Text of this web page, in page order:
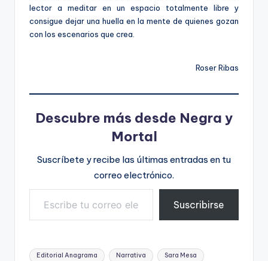
lector a meditar en un espacio totalmente libre y
consigue dejar una huella en la mente de quienes gozan
con los escenarios que crea.
Roser Ribas
Descubre más desde Negra y
Mortal
Suscríbete y recibe las últimas entradas en tu
correo electrónico.
Escribe tu correo electrónico…
Suscribirse
Etiquetas:
Editorial Anagrama Narrativa Sara Mesa